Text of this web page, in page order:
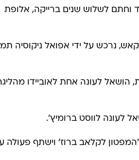
וחתם לשלוש שנים ברייקה, אלופת
מאקדמיית פושקאש, נרכש על ידי אפואל ניקוסיה
הושאל לעונה אחת לאוביידו
לעונה לווסט ברומיץ'.
לקלאב ברוז' וישתף פעולה